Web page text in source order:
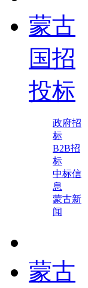
蒙古
国招
投标
政府招
标
B2B招
标
中标信
息
蒙古新
闻
蒙古